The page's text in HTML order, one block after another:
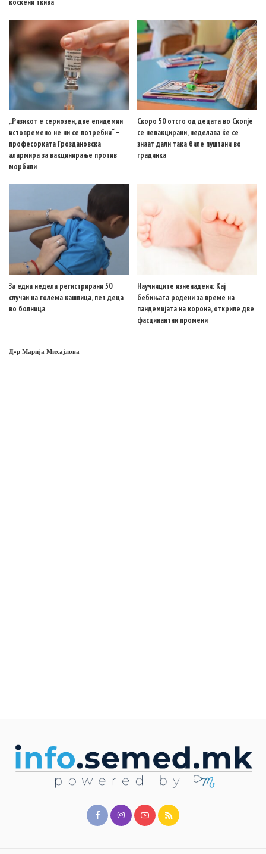
„Ризикот е сериозен, две епидемии
истовремено не ни се потребни“ –
професорката Гроздановска
алармира за вакцинирање против
морбили
Скоро 50 отсто од децата во Скопје
се невакцирани, неделава ќе се
знаат дали така биле пуштани во
градинка
За една недела регистрирани 50
случаи на голема кашлица, пет деца
во болница
Научниците изненадени: Кај
бебињата родени за време на
пандемијата на корона, откриле две
фасцинантни промени
Д-р Марија Михајлова